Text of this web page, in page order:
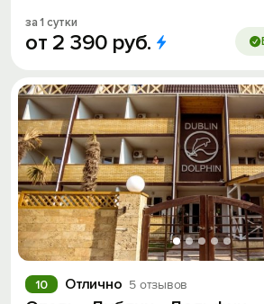
за 1 сутки
от 2 390 руб.
Отлично 5 отзывов
10